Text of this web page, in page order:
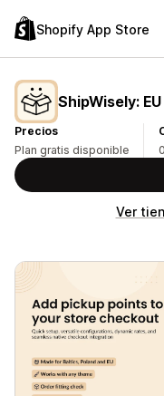
Shopify App Store
ShipWisely:
Precios
Plan gratis disponible
Ver